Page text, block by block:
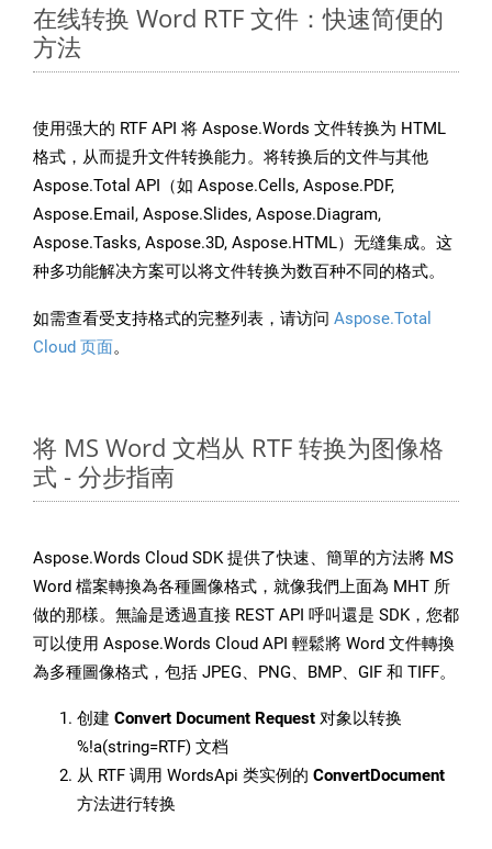
在线转换 Word RTF 文件：快速简便的
方法
使用强大的 RTF API 将 Aspose.Words 文件转换为 HTML
格式，从而提升文件转换能力。将转换后的文件与其他
Aspose.Total API（如 Aspose.Cells, Aspose.PDF,
Aspose.Email, Aspose.Slides, Aspose.Diagram,
Aspose.Tasks, Aspose.3D, Aspose.HTML）无缝集成。这
种多功能解决方案可以将文件转换为数百种不同的格式。
如需查看受支持格式的完整列表，请访问 Aspose.Total
Cloud 页面。
将 MS Word 文档从 RTF 转换为图像格
式 - 分步指南
Aspose.Words Cloud SDK 提供了快速、簡單的方法將 MS
Word 檔案轉換為各種圖像格式，就像我們上面為 MHT 所
做的那樣。無論是透過直接 REST API 呼叫還是 SDK，您都
可以使用 Aspose.Words Cloud API 輕鬆將 Word 文件轉換
為多種圖像格式，包括 JPEG、PNG、BMP、GIF 和 TIFF。
创建 Convert Document Request 对象以转换
%!a(string=RTF) 文档
从 RTF 调用 WordsApi 类实例的 ConvertDocument
方法进行转换